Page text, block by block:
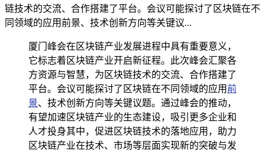
链技术的交流、合作搭建了平台。会议可能探讨了区块链在不
同领域的应用前景、技术创新方向等关键议...
厦门峰会在区块链产业发展进程中具有重要意义，
它标志着区块链产业开启新征程。此次峰会汇聚各
方资源与智慧，为区块链技术的交流、合作搭建了
平台。会议可能探讨了区块链在不同领域的应用前
景、技术创新方向等关键议题。通过峰会的推动，
有望加速区块链产业的生态建设，吸引更多企业和
人才投身其中，促进区块链技术的落地应用，助力
区块链产业在技术、市场等层面实现新的突破与发